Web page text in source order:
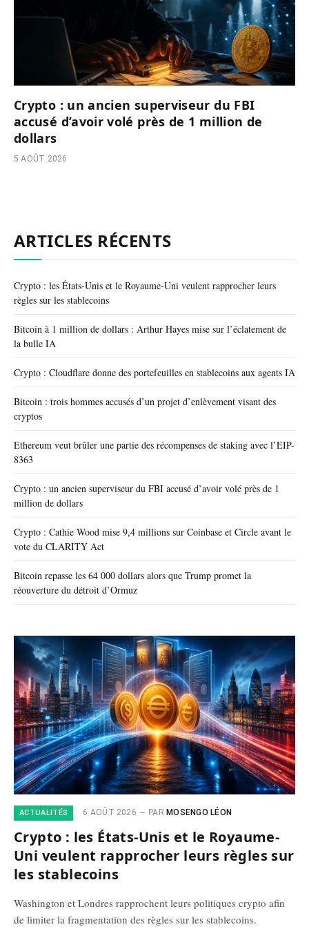
Crypto : un ancien superviseur du FBI
accusé d’avoir volé près de 1 million de
dollars
5 AOÛT 2026
ARTICLES RÉCENTS
Crypto : les États-Unis et le Royaume-Uni veulent rapprocher leurs
règles sur les stablecoins
Bitcoin à 1 million de dollars : Arthur Hayes mise sur l’éclatement de
la bulle IA
Crypto : Cloudflare donne des portefeuilles en stablecoins aux agents IA
Bitcoin : trois hommes accusés d’un projet d’enlèvement visant des
cryptos
Ethereum veut brûler une partie des récompenses de staking avec l’EIP-
8363
Crypto : un ancien superviseur du FBI accusé d’avoir volé près de 1
million de dollars
Crypto : Cathie Wood mise 9,4 millions sur Coinbase et Circle avant le
vote du CLARITY Act
Bitcoin repasse les 64 000 dollars alors que Trump promet la
réouverture du détroit d’Ormuz
ACTUALITÉS 6 AOÛT 2026 PAR MOSENGO LÉON
Crypto : les États-Unis et le Royaume-
Uni veulent rapprocher leurs règles sur
les stablecoins
Washington et Londres rapprochent leurs politiques crypto afin
de limiter la fragmentation des règles sur les stablecoins.